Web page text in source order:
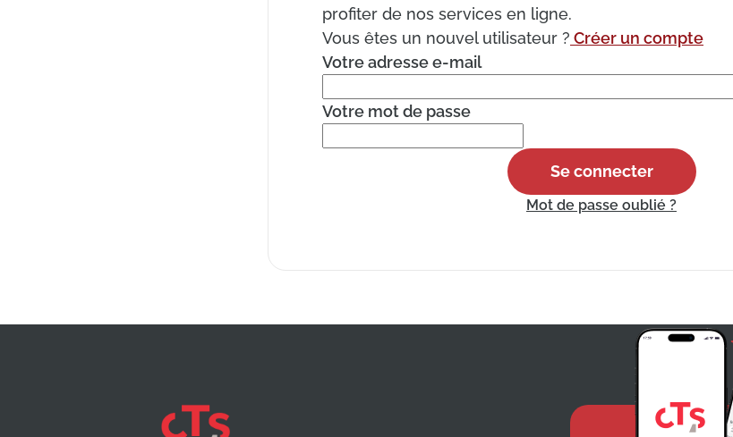
profiter de nos services en ligne.
Vous êtes un nouvel utilisateur ? Créer un compte
Votre adresse e-mail
Votre mot de passe
Se connecter
Mot de passe oublié ?